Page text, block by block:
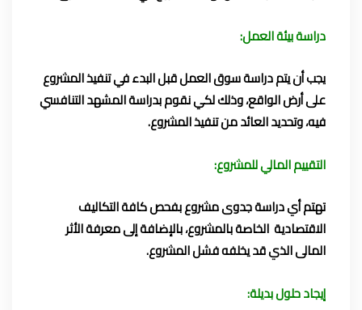
دراسة بيئة العمل:
يجب أن يتم دراسة سوق العمل قبل البدء في تنفيذ المشروع
على أرض الواقع، وذلك لكي نقوم بدراسة المشهد التنافسي
فيه، وتحديد العائد من تنفيذ المشروع.
التقييم المالي للمشروع:
تهتم أي دراسة جدوى مشروع بفحص كافة التكاليف
الاقتصادية الخاصة بالمشروع، بالإضافة إلى معرفة الأثر
المالى الذي قد يخلفه فشل المشروع.
إيجاد حلول بديلة: